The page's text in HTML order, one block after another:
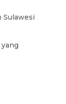
Sulawesi